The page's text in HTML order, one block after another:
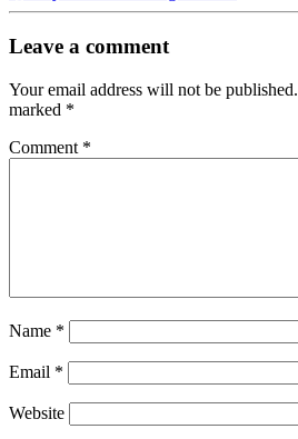
Leave a comment
Your email address will not be published.
marked *
Comment *
Name *
Email *
Website